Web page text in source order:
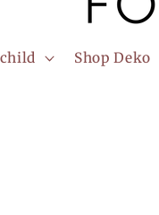
Shop Deko